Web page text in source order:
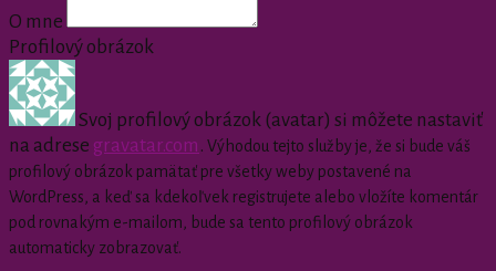
O mne
Profilový obrázok
Svoj profilový obrázok (avatar) si môžete nastaviť
na adrese gravatar.com . Výhodou tejto služby je, že si bude váš
profilový obrázok pamätať pre všetky weby postavené na
WordPress, a keď sa kdekoľvek registrujete alebo vložíte komentár
pod rovnakým e-mailom, bude sa tento profilový obrázok
automaticky zobrazovať.